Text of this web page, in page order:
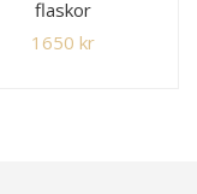
flaskor
1650 kr